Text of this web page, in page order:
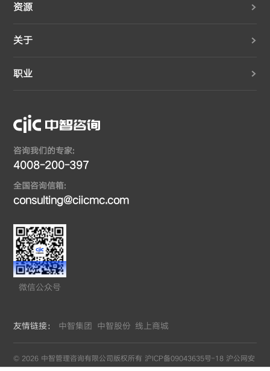
资源
关于
职业
咨询我们的专家:
4008-200-397
全国咨询信箱:
consulting@ciicmc.com
微信公众号
友情链接： 中智集团 中智股份 线上商城
© 2026 中智管理咨询有限公司版权所有 沪ICP备09043635号-18 沪公网安